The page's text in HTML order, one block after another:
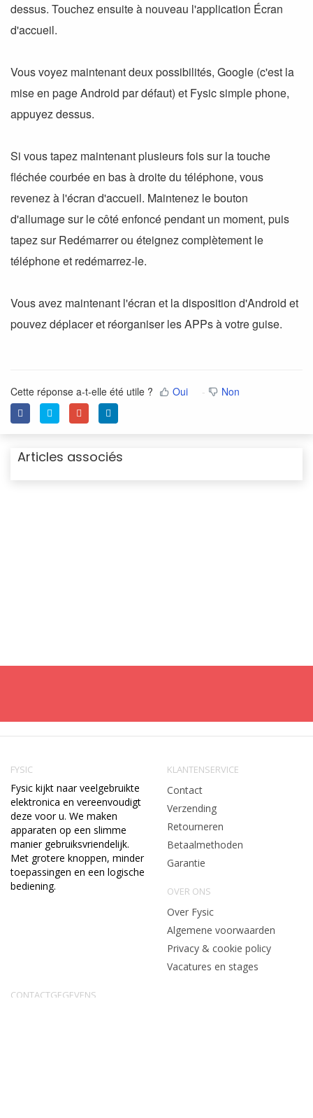
dessus. Touchez ensuite à nouveau l'application Écran
d'accueil.
Vous voyez maintenant deux possibilités, Google (c'est la
mise en page Android par défaut) et Fysic simple phone,
appuyez dessus.
Si vous tapez maintenant plusieurs fois sur la touche
fléchée courbée en bas à droite du téléphone, vous
revenez à l'écran d'accueil. Maintenez le bouton
d'allumage sur le côté enfoncé pendant un moment, puis
tapez sur Redémarrer ou éteignez complètement le
téléphone et redémarrez-le.
Vous avez maintenant l'écran et la disposition d'Android et
pouvez déplacer et réorganiser les APPs à votre guise.
Cette réponse a-t-elle été utile ? Oui Non
Articles associés
FYSIC
Fysic kijkt naar veelgebruikte
elektronica en vereenvoudigt
deze voor u. We maken
apparaten op een slimme
manier gebruiksvriendelijk.
Met grotere knoppen, minder
toepassingen en een logische
bediening.
KLANTENSERVICE
Contact
Verzending
Retourneren
Betaalmethoden
Garantie
OVER ONS
Over Fysic
Algemene voorwaarden
Privacy & cookie policy
Vacatures en stages
CONTACTGEGEVENS